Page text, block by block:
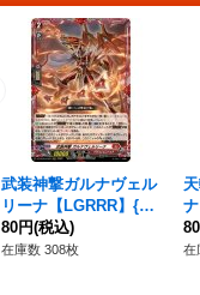
武装神撃ガルナヴェル
リーナ【LGRRR】{DZ
-SS16/LG02}《ドラゴ
ンエンパイア》
80円(税込)
在庫数 308枚 在